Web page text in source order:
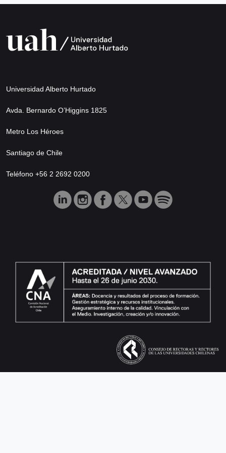
Universidad Alberto Hurtado
Avda. Bernardo O’Higgins 1825
Metro Los Héroes
Santiago de Chile
Teléfono +56 2 2692 0200